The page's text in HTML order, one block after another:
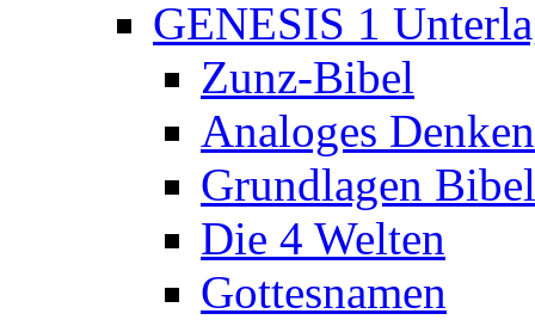
GENESIS 1
Zunz-Bibel
Analoges Denken
Grundlagen Bibel
Die 4 Welten
Gottesnamen